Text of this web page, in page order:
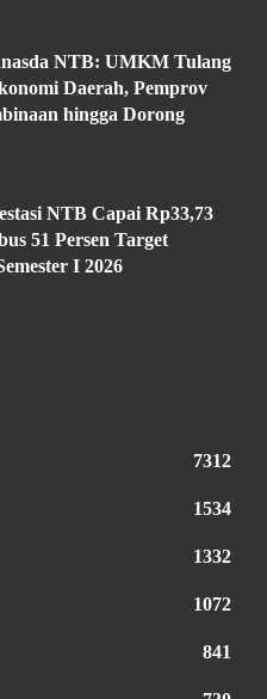
NTB: UMKM Tulang
Daerah, Pemprov
hingga Dorong
NTB Capai Rp33,73
51 Persen Target
I 2026
7312
1534
1332
1072
841